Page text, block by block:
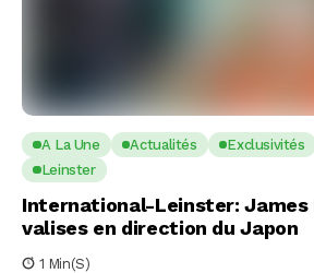
A La Une Actualités Exclusivités
Leinster
International-Leinster:
valises en direction du Japon
1 Min(s)